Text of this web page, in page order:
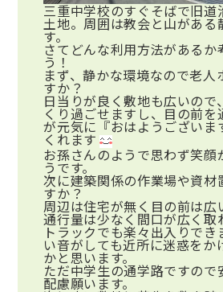
三重中学校のすぐそばで旧道
土地。周囲は教会と山がある
す。
さてどんな利用方法があるか
う！
まず、静かな環境なので老人
すか？
日当りが良く敷地も広いので
くり過ごせますし、目の前を
が元気に『おはようございま
くれます
お孫さんのようで思わず笑顔
うです。
次に建築関係の作業場や資材
すか？
周辺は住宅が無く目の前は広
通行量は少なく間口が広く取
トラックでも楽々出入りでき
い音がしても近所に迷惑をか
かと思います。
ただ中学生の通学路ですので
配慮願います。